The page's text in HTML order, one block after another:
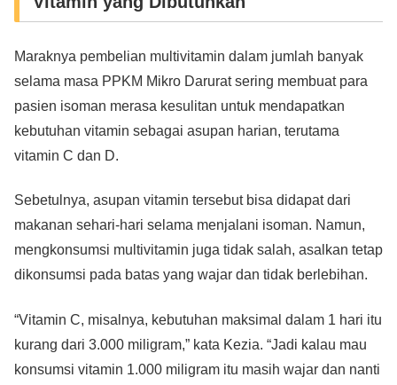
Maraknya pembelian multivitamin dalam jumlah banyak
selama masa PPKM Mikro Darurat sering membuat para
pasien isoman merasa kesulitan untuk mendapatkan
kebutuhan vitamin sebagai asupan harian, terutama
vitamin C dan D.
Sebetulnya, asupan vitamin tersebut bisa didapat dari
makanan sehari-hari selama menjalani isoman. Namun,
mengkonsumsi multivitamin juga tidak salah, asalkan tetap
dikonsumsi pada batas yang wajar dan tidak berlebihan.
“Vitamin C, misalnya, kebutuhan maksimal dalam 1 hari itu
kurang dari 3.000 miligram,” kata Kezia. “Jadi kalau mau
konsumsi vitamin 1.000 miligram itu masih wajar dan nanti